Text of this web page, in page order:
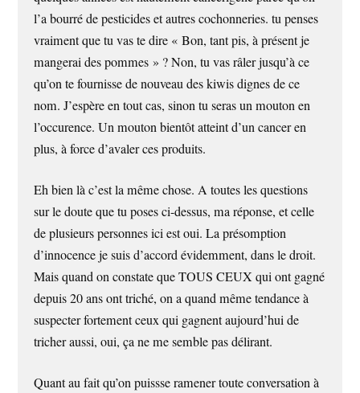
l’a bourré de pesticides et autres cochonneries. tu penses
vraiment que tu vas te dire « Bon, tant pis, à présent je
mangerai des pommes » ? Non, tu vas râler jusqu’à ce
qu’on te fournisse de nouveau des kiwis dignes de ce
nom. J’espère en tout cas, sinon tu seras un mouton en
l’occurence. Un mouton bientôt atteint d’un cancer en
plus, à force d’avaler ces produits.
Eh bien là c’est la même chose. A toutes les questions
sur le doute que tu poses ci-dessus, ma réponse, et celle
de plusieurs personnes ici est oui. La présomption
d’innocence je suis d’accord évidemment, dans le droit.
Mais quand on constate que TOUS CEUX qui ont gagné
depuis 20 ans ont triché, on a quand même tendance à
suspecter fortement ceux qui gagnent aujourd’hui de
tricher aussi, oui, ça ne me semble pas délirant.
Quant au fait qu’on puissse ramener toute conversation à